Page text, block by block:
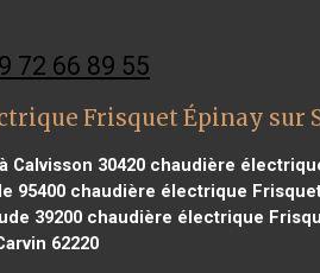
72 66 89 55
Frisquet Épinay sur
30420chaudière
95400 chaudière électrique
39200 chaudière électrique
62220